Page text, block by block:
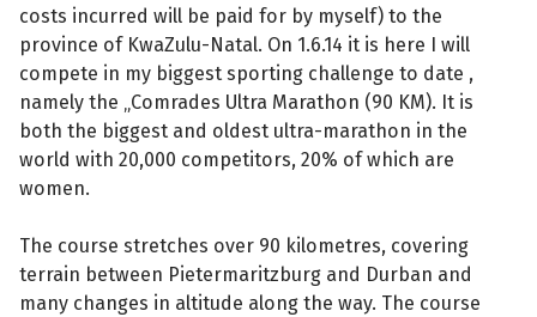
costs incurred will be paid for by myself) to the
province of KwaZulu-Natal. On 1.6.14 it is here I will
compete in my biggest sporting challenge to date ,
namely the „Comrades Ultra Marathon (90 KM). It is
both the biggest and oldest ultra-marathon in the
world with 20,000 competitors, 20% of which are
women.
The course stretches over 90 kilometres, covering
terrain between Pietermaritzburg and Durban and
many changes in altitude along the way. The course